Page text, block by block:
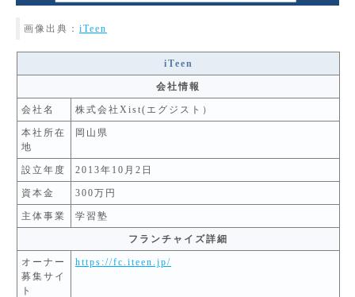
画像出典： iTeen
iTeen
会社情報
会社名 株式会社Xist(エグジスト）
本社所在
地
岡山県
設立年度 2013年10月2日
資本金 300万円
主体事業 学習塾
フランチャイズ詳細
オーナー
募集サイ
ト
https://fc.iteen.jp/